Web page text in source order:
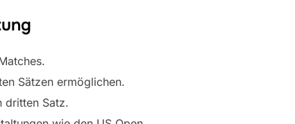
Sätzen ermöglichen.
dritten Satz.